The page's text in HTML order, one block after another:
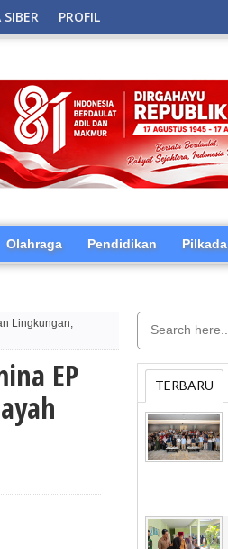
PROFIL
Olahraga Pendidikan Pilkada
Lingkungan,
EP
TERBARU